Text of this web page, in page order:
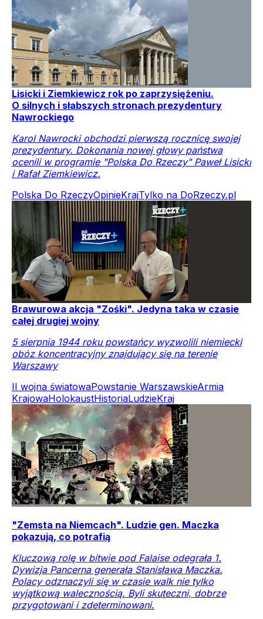
Lisicki i Ziemkiewicz rok po zaprzysiężeniu.
O silnych i słabszych stronach prezydentury
Nawrockiego
Karol Nawrocki obchodzi pierwszą rocznicę swojej
prezydentury. Dokonania nowej głowy państwa
ocenili w programie "Polska Do Rzeczy" Paweł Lisicki
i Rafał Ziemkiewicz.
Polska Do RzeczyOpinieKrajTylko na DoRzeczy.pl
Brawurowa akcja "Zośki". Jedyna taka w czasie
całej drugiej wojny
5 sierpnia 1944 roku powstańcy wyzwolili niemiecki
obóz koncentracyjny znajdujący się na terenie
Warszawy
II wojna światowaPowstanie WarszawskieArmia
KrajowaHolokaustHistoriaLudzieKraj
"Zemsta na Niemcach". Ludzie gen. Maczka
pokazują, co potrafią
Kluczową rolę w bitwie pod Falaise odegrała 1.
Dywizja Pancerna generała Stanisława Maczka.
Polacy odznaczyli się w czasie walk nie tylko
wyjątkową walecznością. Byli skuteczni, dobrze
przygotowani i zdeterminowani.